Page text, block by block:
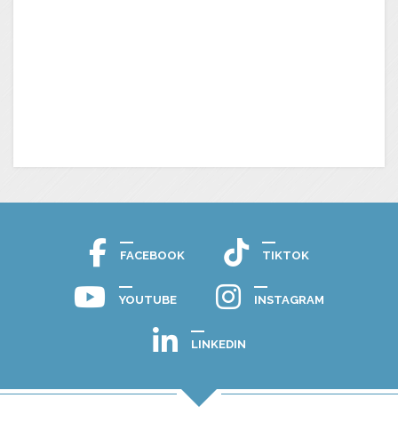
FACEBOOK TIKTOK
YOUTUBE INSTAGRAM
LINKEDIN